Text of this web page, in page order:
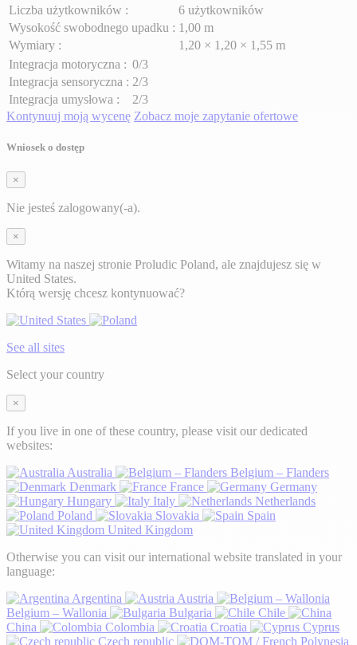
Liczba użytkowników :
6 użytkowników
Wysokość swobodnego upadku : 1,00 m
Wymiary :
1,20 × 1,20 × 1,55 m
Integracja motoryczna : 0/3
Integracja sensoryczna : 2/3
Integracja umysłowa :
2/3
Kontynuuj moją wycenę Zobacz moje zapytanie ofertowe
Wniosek o dostęp
×
Nie jesteś zalogowany(-a).
×
Witamy na naszej stronie Proludic Poland, ale znajdujesz się w
United States.
Którą wersję chcesz kontynuować?
See all sites
Select your country
×
If you live in one of these country, please visit our dedicated
websites:
Australia
Belgium – Flanders
Denmark
France
Germany
Hungary
Italy
Netherlands
Poland
Slovakia
Spain
United Kingdom
Otherwise you can visit our international website translated in your
language:
Argentina
Austria
Belgium – Wallonia
Bulgaria
Chile
China
Colombia Croatia
Cyprus
Czech republic